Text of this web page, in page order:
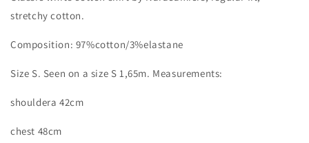
stretchy cotton.
Composition: 97%cotton/3%elastane
Size S. Seen on a size S 1,65m. Measurements:
shouldera 42cm
chest 48cm